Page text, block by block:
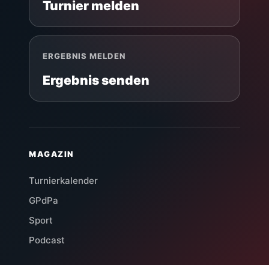
Turnier melden
ERGEBNIS MELDEN
Ergebnis senden
MAGAZIN
Turnierkalender
GPdPa
Sport
Podcast